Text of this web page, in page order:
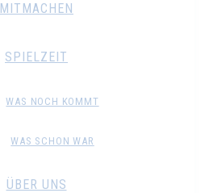
MITMACHEN
SPIELZEIT
WAS NOCH KOMMT
WAS SCHON WAR
ÜBER UNS